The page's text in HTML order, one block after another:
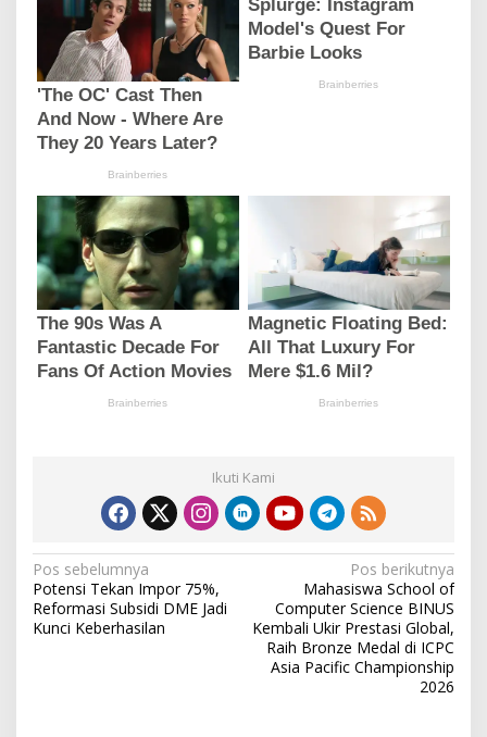
Ikuti Kami
N
a
v
Pos sebelumnya
Potensi Tekan Impor 75%,
Reformasi Subsidi DME Jadi
Kunci Keberhasilan
Pos berikutnya
Mahasiswa School of
Computer Science BINUS
Kembali Ukir Prestasi Global,
Raih Bronze Medal di ICPC
Asia Pacific Championship
2026